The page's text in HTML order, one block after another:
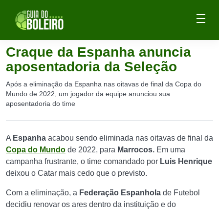
Craque da Espanha anuncia
aposentadoria da Seleção
Após a eliminação da Espanha nas oitavas de final da Copa do
Mundo de 2022, um jogador da equipe anunciou sua
aposentadoria do time
A Espanha acabou sendo eliminada nas oitavas de final da
Copa do Mundo de 2022, para Marrocos. Em uma
campanha frustrante, o time comandado por Luis Henrique
deixou o Catar mais cedo que o previsto.
Com a eliminação, a Federação Espanhola de Futebol
decidiu renovar os ares dentro da instituição e do